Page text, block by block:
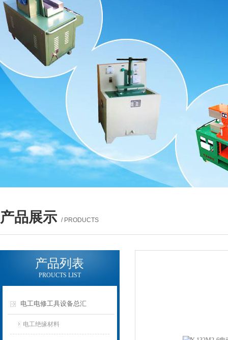
产品展示 / PRODUCTS
产品列表
PROUCTS LIST
电工电修工具设备总汇
电工绝缘材料